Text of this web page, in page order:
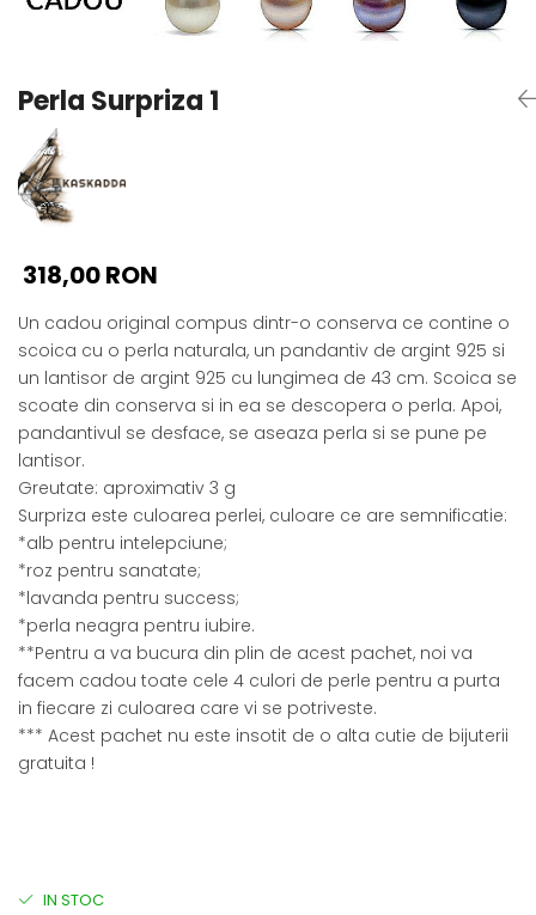
Seturi Perle cu Argint
Pandantive cu Perle
Brose cu Perle
Perla Surpriza 1
318,00 RON
Un cadou original compus dintr-o conserva ce contine o
scoica cu o perla naturala, un pandantiv de argint 925 si
un lantisor de argint 925 cu lungimea de 43 cm. Scoica se
scoate din conserva si in ea se descopera o perla. Apoi,
pandantivul se desface, se aseaza perla si se pune pe
lantisor.
Greutate: aproximativ 3 g
Surpriza este culoarea perlei, culoare ce are semnificatie:
*alb pentru intelepciune;
*roz pentru sanatate;
*lavanda pentru success;
*perla neagra pentru iubire.
**Pentru a va bucura din plin de acest pachet, noi va
facem cadou toate cele 4 culori de perle pentru a purta
in fiecare zi culoarea care vi se potriveste.
*** Acest pachet nu este insotit de o alta cutie de bijuterii
gratuita !
IN STOC